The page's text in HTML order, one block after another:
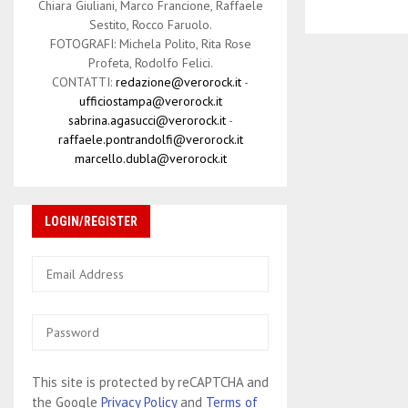
Chiara Giuliani, Marco Francione, Raffaele
Sestito, Rocco Faruolo.
FOTOGRAFI: Michela Polito, Rita Rose
Profeta, Rodolfo Felici.
CONTATTI: redazione@verorock.it -
ufficiostampa@verorock.it
sabrina.agasucci@verorock.it-
raffaele.pontrandolfi@verorock.it
marcello.dubla@verorock.it
LOGIN/REGISTER
This site is protected by reCAPTCHA and
the Google Privacy Policyand Terms of